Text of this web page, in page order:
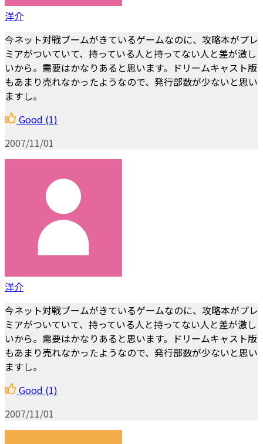
洋介
今ネット対戦ブームがきているゲームなのに、攻略本がプレ
ミアがついていて、持っている人と持ってない人と差が激し
いから。需要はかなりあると思います。ドリームキャスト版
もあまり売れなかったようなので、発行部数が少ないと思い
ますし。
Good (1)
2007/11/01
洋介
今ネット対戦ブームがきているゲームなのに、攻略本がプレ
ミアがついていて、持っている人と持ってない人と差が激し
いから。需要はかなりあると思います。ドリームキャスト版
もあまり売れなかったようなので、発行部数が少ないと思い
ますし。
Good (1)
2007/11/01